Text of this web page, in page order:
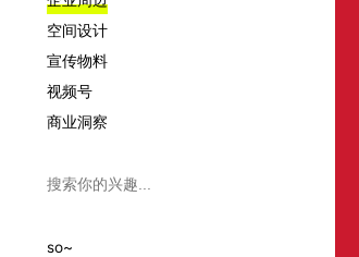
空间设计
宣传物料
视频号
商业洞察
so~